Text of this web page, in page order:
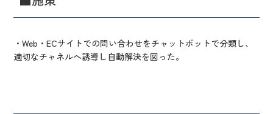
・Web・ECサイトでの問い合わせをチャットボットで分類し、
適切なチャネルへ誘導し自動解決を図った。